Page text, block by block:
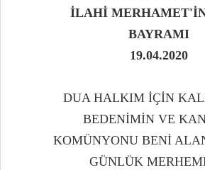
İLAHİ
BAYRAMI
19.04.2020
DUA HALKIM İÇİN
BEDENİMİN VE
KOMÜNYONU BENİ
GÜNLÜK